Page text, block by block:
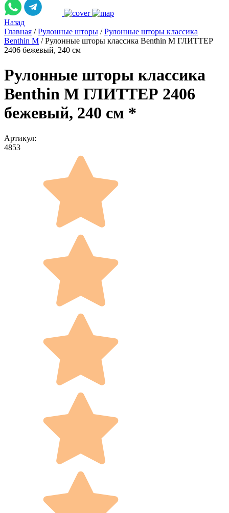
Назад
Главная / Рулонные шторы / Рулонные шторы классика
Benthin M / Рулонные шторы классика Benthin M ГЛИТТЕР
2406 бежевый, 240 см
Рулонные шторы классика
Benthin M ГЛИТТЕР 2406
бежевый, 240 см *
Артикул:
4853